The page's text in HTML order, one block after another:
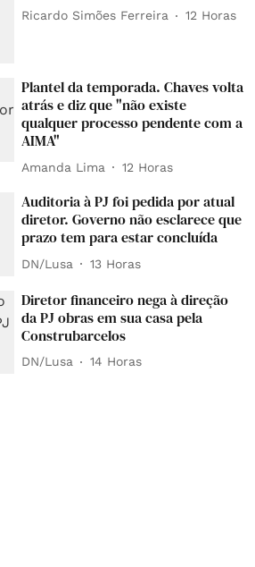
Ricardo Simões Ferreira 12 Horas
Plantel da temporada. Chaves volta
atrás e diz que "não existe
qualquer processo pendente com a
AIMA"
Amanda Lima 12 Horas
Auditoria à PJ foi pedida por atual
diretor. Governo não esclarece que
prazo tem para estar concluída
DN/Lusa 13 Horas
Diretor financeiro nega à direção
da PJ obras em sua casa pela
Construbarcelos
DN/Lusa 14 Horas